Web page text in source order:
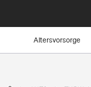
Altersvorsorge